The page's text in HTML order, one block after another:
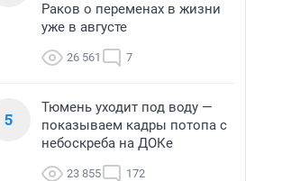
Раков о переменах в жизни
уже в августе
26 561 7
5
Тюмень уходит под воду —
показываем кадры потопа с
небоскреба на ДОКе
23 855 172